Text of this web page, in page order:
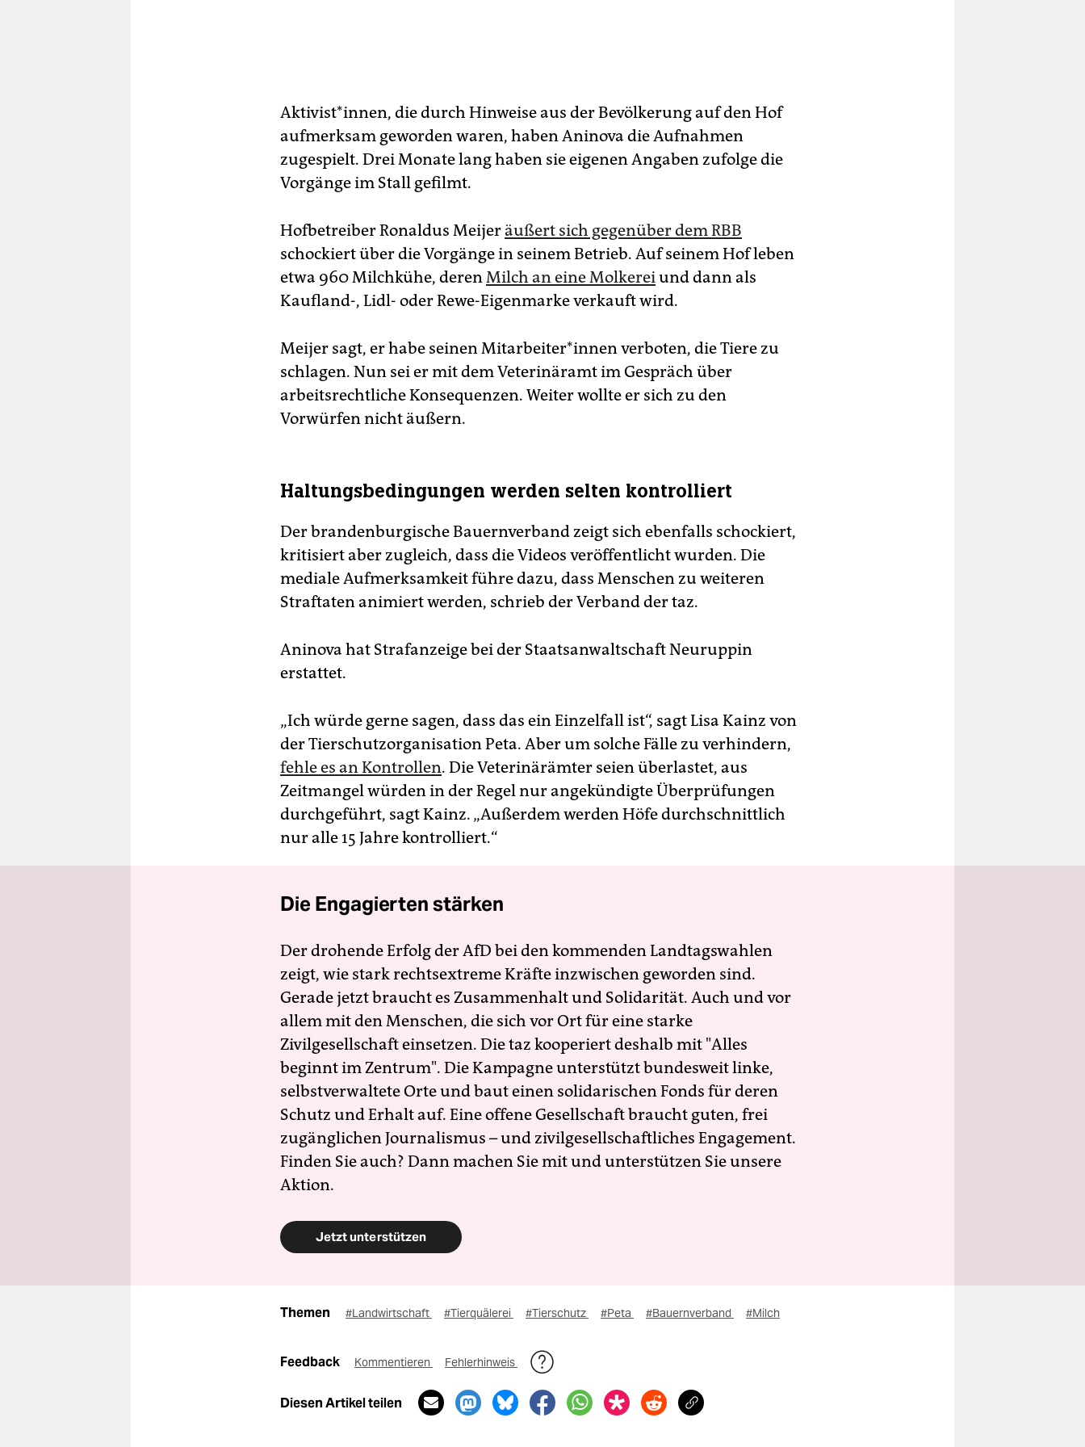
Ak­ti­vis­t*in­nen, die durch Hinweise aus der Bevölkerung auf den Hof
aufmerksam geworden waren, haben Aninova die Aufnahmen
zugespielt. Drei Monate lang haben sie eigenen Angaben zufolge die
Vorgänge im Stall gefilmt.
Hofbetreiber Ronaldus Meijer äußert sich gegenüber dem RBB
schockiert über die Vorgänge in seinem Betrieb. Auf seinem Hof leben
etwa 960 Milchkühe, derenMilch an eine Molkereiund dann als
Kaufland-, Lidl- oder Rewe-Eigenmarke verkauft wird.
Meijer sagt, er habe seinen Mit­ar­bei­te­r*in­nen ­verboten, die Tiere zu
schlagen. Nun sei er mit dem Veterinäramt im Gespräch über
arbeitsrechtliche Konsequenzen. Weiter wollte er sich zu den
Vorwürfen nicht äußern.
Haltungsbedingungen werden selten kontrolliert
Der brandenburgische Bauernverband zeigt sich ebenfalls schockiert,
kritisiert aber zugleich, dass die Videos veröffentlicht wurden. Die
mediale Aufmerksamkeit führe dazu, dass Menschen zu weiteren
Straftaten animiert werden, schrieb der Verband der taz.
Aninova hat Strafanzeige bei der Staatsanwaltschaft Neu­ruppin
erstattet.
„Ich würde gerne sagen, dass das ein Einzelfall ist“, sagt Lisa Kainz von
der Tierschutz­organisation Peta. Aber um solche Fälle zu verhindern,
fehle es an Kontrollen. Die Veterinärämter seien überlastet, aus
Zeitmangel würden in der Regel nur angekündigte Überprüfungen
durchgeführt, sagt Kainz. „Außerdem werden Höfe durchschnittlich
nur alle 15 Jahre kontrolliert.“
Die Engagierten stärken
Der drohende Erfolg der AfD bei den kommenden Landtagswahlen
zeigt, wie stark rechtsextreme Kräfte inzwischen geworden sind.
Gerade jetzt braucht es Zusammenhalt und Solidarität. Auch und vor
allem mit den Menschen, die sich vor Ort für eine starke
Zivilgesellschaft einsetzen. Die taz kooperiert deshalb mit "Alles
beginnt im Zentrum". Die Kampagne unterstützt bundesweit linke,
selbstverwaltete Orte und baut einen solidarischen Fonds für deren
Schutz und Erhalt auf. Eine offene Gesellschaft braucht guten, frei
zugänglichen Journalismus – und zivilgesellschaftliches Engagement.
Finden Sie auch? Dann machen Sie mit und unterstützen Sie unsere
Aktion.
Jetzt unterstützen
Themen #Landwirtschaft #Tierquälerei #Tierschutz #Peta #Bauernverband #Milch
Feedback Kommentieren Fehlerhinweis
Diesen Artikel teilen